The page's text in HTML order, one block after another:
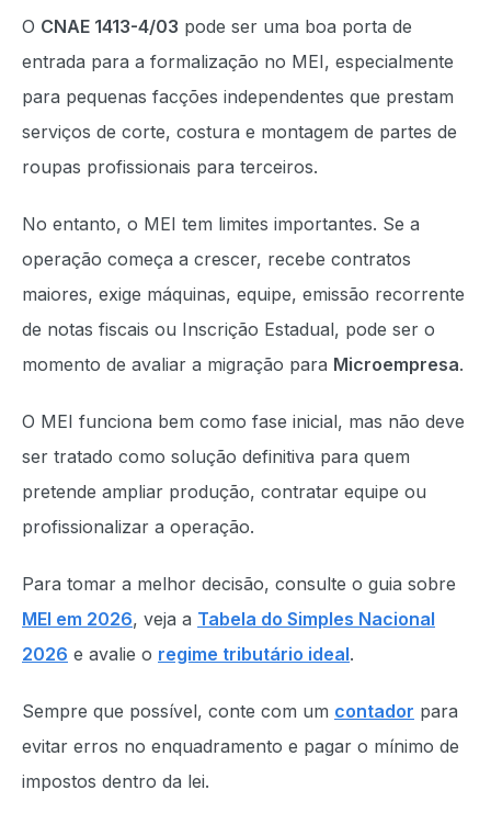
O CNAE 1413-4/03 pode ser uma boa porta de
entrada para a formalização no MEI, especialmente
para pequenas facções independentes que prestam
serviços de corte, costura e montagem de partes de
roupas profissionais para terceiros.
No entanto, o MEI tem limites importantes. Se a
operação começa a crescer, recebe contratos
maiores, exige máquinas, equipe, emissão recorrente
de notas fiscais ou Inscrição Estadual, pode ser o
momento de avaliar a migração para Microempresa.
O MEI funciona bem como fase inicial, mas não deve
ser tratado como solução definitiva para quem
pretende ampliar produção, contratar equipe ou
profissionalizar a operação.
Para tomar a melhor decisão, consulte o guia sobre
MEI em 2026, veja a Tabela do Simples Nacional
2026 e avalie o regime tributário ideal.
Sempre que possível, conte com um contador para
evitar erros no enquadramento e pagar o mínimo de
impostos dentro da lei.